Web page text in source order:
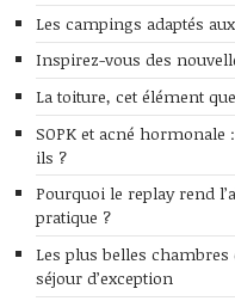
Les campings adaptés
Inspirez-vous des
La toiture, cet élément
SOPK et acné
ils ?
Pourquoi le replay rend
pratique ?
Les plus belles chambres
séjour d’exception